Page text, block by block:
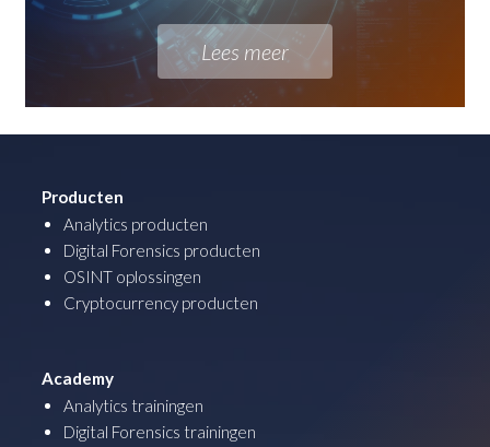
Lees meer
Producten
Analytics producten
Digital Forensics producten
OSINT oplossingen
Cryptocurrency producten
Academy
Analytics trainingen
Digital Forensics trainingen